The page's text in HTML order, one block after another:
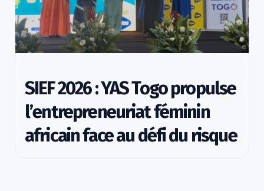
SIEF 2026 : YAS Togo propulse
l’entrepreneuriat féminin
africain face au défi du risque